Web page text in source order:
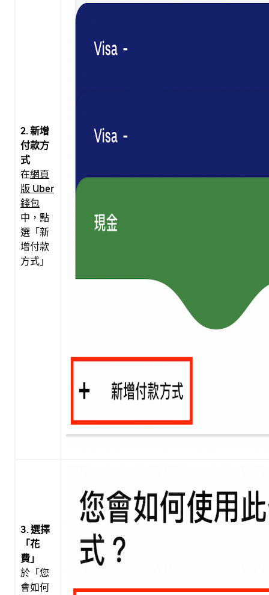
2. 新增
付款方
式
在網頁
版 Uber
錢包
中，點
選「新
增付款
方式」
3. 選擇
「花
費」
於「您
會如何